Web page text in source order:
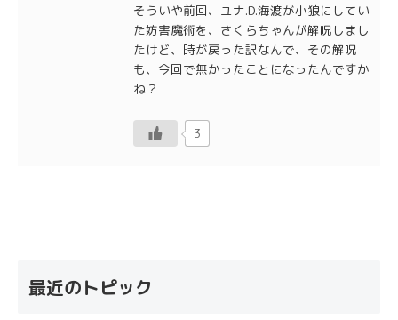
そういや前回、ユナ.D.海渡が小狼にしてい
た妨害魔術を、さくらちゃんが解呪しまし
たけど、時が戻った訳なんで、その解呪
も、今回で無かったことになったんですか
ね？
3
最近のトピック